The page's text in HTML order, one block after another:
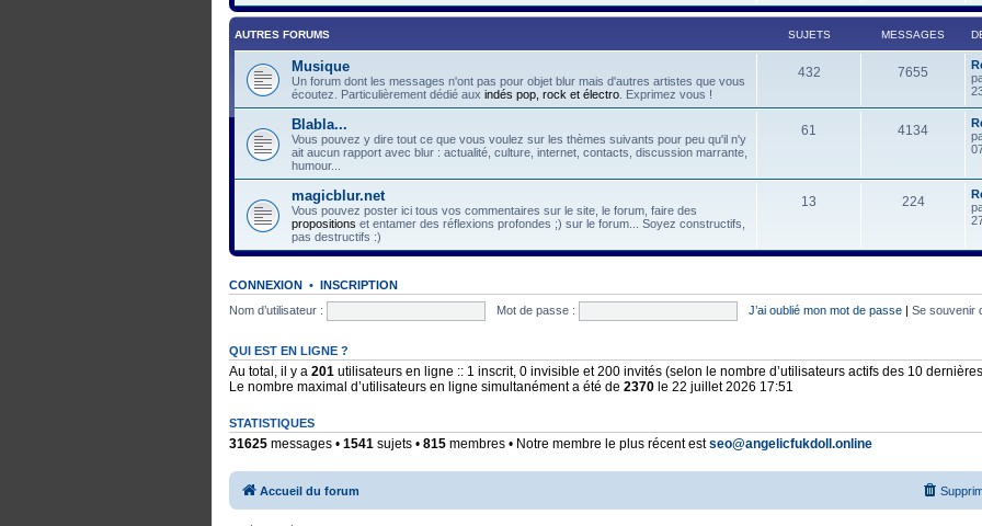
AUTRES FORUMS SUJETS MESSAGES
Musique
Un forum dont les messages n'ont pas pour objet blur mais d'autres artistes que vous
écoutez. Particulièrement dédié aux indés pop, rock et électro . Exprimez vous !
432 7655
Blabla...
Vous pouvez y dire tout ce que vous voulez sur les thèmes suivants pour peu qu'il n'y
ait aucun rapport avec blur : actualité, culture, internet, contacts, discussion marrante,
humour...
61 4134
magicblur.net
Vous pouvez poster ici tous vos commentaires sur le site, le forum, faire des
propositions et entamer des réflexions profondes ;) sur le forum... Soyez constructifs,
pas destructifs :)
13 224
CONNEXION • INSCRIPTION
Nom d’utilisateur :
Mot de passe : J’ai oublié mon mot de passe | Se souvenir
QUI EST EN LIGNE ?
Au total, il y a 201 utilisateurs en ligne :: 1 inscrit, 0 invisible et 200 invités (selon le nombre d’utilisateurs actifs des 10
Le nombre maximal d’utilisateurs en ligne simultanément a été de 2370 le 22 juillet 2026 17:51
STATISTIQUES
31625 messages • 1541 sujets • 815 membres • Notre membre le plus récent estseo@angelicfukdoll.online
Accueil du forum